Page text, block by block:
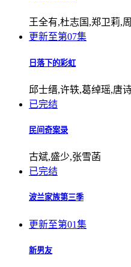
王全有,杜志国,郑卫莉,
更新至第07集
日落下的彩虹
邱士缙,许轶,葛绰瑶,唐
已完结
民间奇案录
古斌,盛少,张雪菡
已完结
波兰家族第三季
更新至第01集
新男友